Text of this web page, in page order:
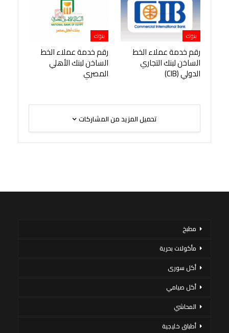
بنوك
رقم خدمة عملاء الخط
الساخن لبنك التجاري
الدولي (CIB)
بنوك
رقم خدمة عملاء الخط
الساخن لبنك الأهلي
المصري
تحميل المزيد من المشاركات
مطبخ
مأكولات بحرية
أكل سورى
أكل صيامي
المحاشي
أطباق خليجية